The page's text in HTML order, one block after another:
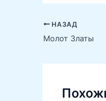
НАЗАД
Молот Златы